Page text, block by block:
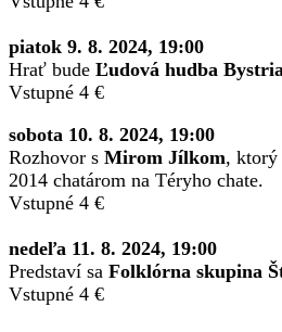
piatok 9. 8. 2024, 19:00
Hrať bude Ľudová hudba
Vstupné 4 €
sobota 10. 8. 2024, 19:00
Rozhovor s Mirom Jílkom, ktorý
2014 chatárom na Téryho chate.
Vstupné 4 €
nedeľa 11. 8. 2024, 19:00
Predstaví sa Folklórna skupina
Vstupné 4 €